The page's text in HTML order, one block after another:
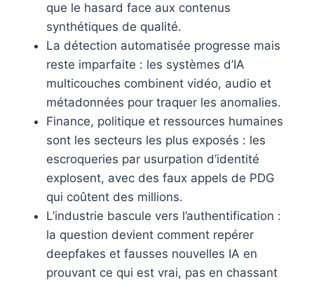
que le hasard face aux contenus
synthétiques de qualité.
La détection automatisée progresse mais
reste imparfaite : les systèmes d’IA
multicouches combinent vidéo, audio et
métadonnées pour traquer les anomalies.
Finance, politique et ressources humaines
sont les secteurs les plus exposés : les
escroqueries par usurpation d’identité
explosent, avec des faux appels de PDG
qui coûtent des millions.
L’industrie bascule vers l’authentification :
la question devient comment repérer
deepfakes et fausses nouvelles IA en
prouvant ce qui est vrai, pas en chassant